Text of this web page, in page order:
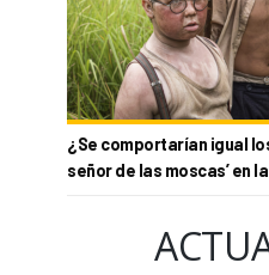
¿Se comportarían igual
señor de las moscas’ en